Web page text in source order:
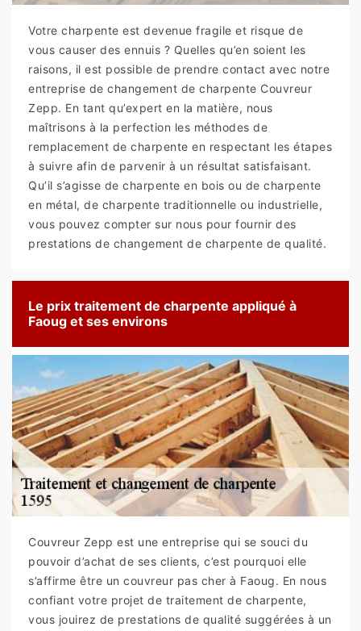
Votre charpente est devenue fragile et risque de
vous causer des ennuis ? Quelles qu’en soient les
raisons, il est possible de prendre contact avec notre
entreprise de changement de charpente Couvreur
Zepp. En tant qu’expert en la matière, nous
maîtrisons à la perfection les méthodes de
remplacement de charpente en respectant les étapes
à suivre afin de parvenir à un résultat satisfaisant.
Qu’il s’agisse de charpente en bois ou de charpente
en métal, de charpente traditionnelle ou industrielle,
vous pouvez compter sur nous pour fournir des
prestations de changement de charpente de qualité.
Le prix traitement de charpente appliqué à
Faoug et ses environs
Couvreur Zepp est une entreprise qui se souci du
pouvoir d’achat de ses clients, c’est pourquoi elle
s’affirme être un couvreur pas cher à Faoug. En nous
confiant votre projet de traitement de charpente,
vous jouirez de prestations de qualité suggérées à un